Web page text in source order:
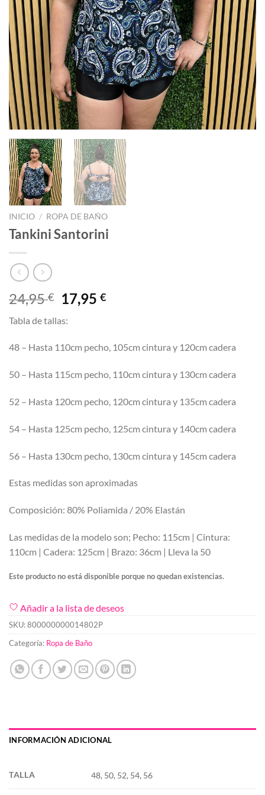
INICIO / ROPA DE BAÑO
Tankini Santorini
24,95€
El
precio
original
era:
24,95 €.
17,95€El
es:
17,95 €.
Tabla de tallas:
48 – Hasta 110cm pecho, 105cm cintura y 120cm cadera
50 – Hasta 115cm pecho, 110cm cintura y 130cm cadera
52 – Hasta 120cm pecho, 120cm cintura y 135cm cadera
54 – Hasta 125cm pecho, 125cm cintura y 140cm cadera
56 – Hasta 130cm pecho, 130cm cintura y 145cm cadera
Estas medidas son aproximadas
Composición: 80% Poliamida / 20% Elastán
Las medidas de la modelo son; Pecho: 115cm | Cintura:
110cm | Cadera: 125cm | Brazo: 36cm | Lleva la 50
Este producto no está disponible porque no quedan existencias.
Añadir a la lista de deseos
SKU:800000000014802P
Categoría: Ropa de Baño
INFORMACIÓN ADICIONAL
TALLA 48, 50, 52, 54, 56